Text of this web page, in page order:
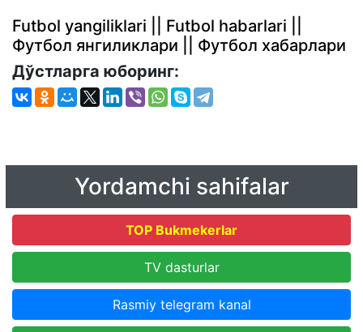
Futbol yangiliklari || Futbol habarlari ||
Футбол янгиликлари || Футбол хабарлари
Дўстларга юборинг:
Yordamchi sahifalar
TOP Bukmekerlar
TV dasturlar
Rasmiy telegram kanal